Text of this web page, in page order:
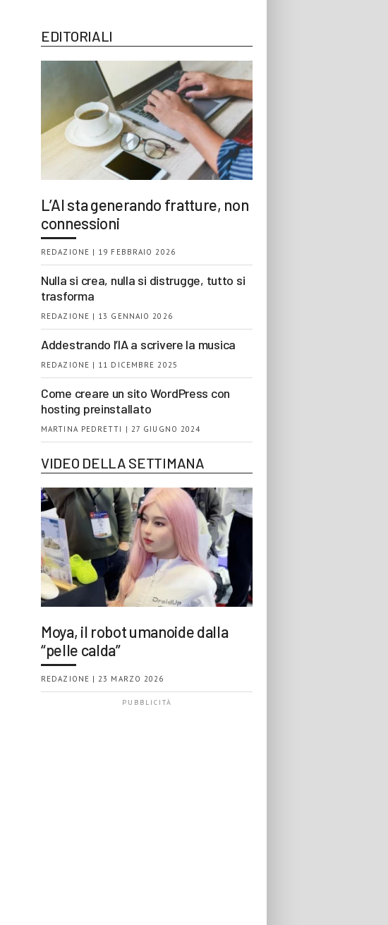
EDITORIALI
L’AI sta generando fratture, non
connessioni
REDAZIONE | 19 FEBBRAIO 2026
Nulla si crea, nulla si distrugge, tutto si
trasforma
REDAZIONE | 13 GENNAIO 2026
Addestrando l’IA a scrivere la musica
REDAZIONE | 11 DICEMBRE 2025
Come creare un sito WordPress con
hosting preinstallato
MARTINA PEDRETTI | 27 GIUGNO 2024
VIDEO DELLA SETTIMANA
Moya, il robot umanoide dalla
“pelle calda”
REDAZIONE | 23 MARZO 2026